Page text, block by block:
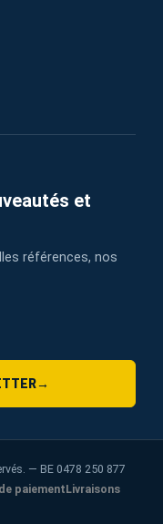
et
références, nos
→
— BE 0478 250 877
paiementLivraisons